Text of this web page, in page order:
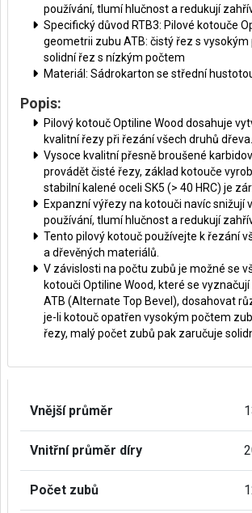
používání, tlumí hlučnost a redukují
Specifický důvod RTB3: Pilové kotouče
geometrii zubu ATB: čistý řez s
solidní řez s nízkým počtem
Materiál: Sádrokarton se střední
Popis:
Pilový kotouč Optiline Wood dosahuje
kvalitní řezy při řezání všech druhů dřeva.
Vysoce kvalitní přesně broušené
provádět čisté řezy, základ kotouče
stabilní kalené oceli SK5 (> 40 HRC) je
Expanzní výřezy na kotouči navíc snižují
používání, tlumí hlučnost a redukují
Tento pilový kotouč používejte k řezání
a dřevěných materiálů.
V závislosti na počtu zubů je možné se
kotouči Optiline Wood, které se
ATB (Alternate Top Bevel), dosahovat
je-li kotouč opatřen vysokým počtem
řezy, malý počet zubů pak zaručuje
Vnější průměr
Vnitřní průměr díry
Počet zubů